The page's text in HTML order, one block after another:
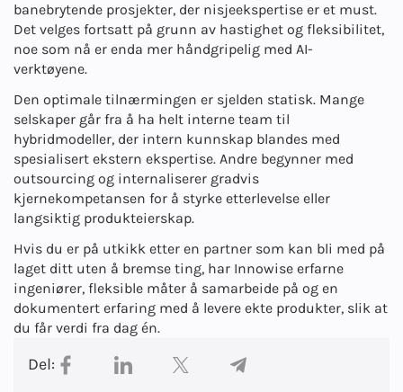
banebrytende prosjekter, der nisjeekspertise er et must.
Det velges fortsatt på grunn av hastighet og fleksibilitet,
noe som nå er enda mer håndgripelig med AI-
verktøyene.
Den optimale tilnærmingen er sjelden statisk. Mange
selskaper går fra å ha helt interne team til
hybridmodeller, der intern kunnskap blandes med
spesialisert ekstern ekspertise. Andre begynner med
outsourcing og internaliserer gradvis
kjernekompetansen for å styrke etterlevelse eller
langsiktig produkteierskap.
Hvis du er på utkikk etter en partner som kan bli med på
laget ditt uten å bremse ting, har Innowise erfarne
ingeniører, fleksible måter å samarbeide på og en
dokumentert erfaring med å levere ekte produkter, slik at
du får verdi fra dag én.
Del: